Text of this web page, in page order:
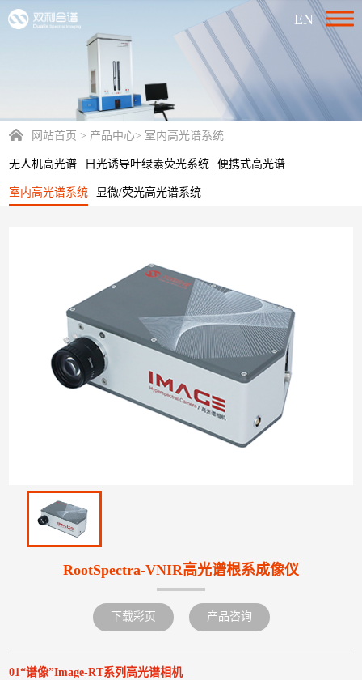
EN
网站首页 > 产品中心> 室内高光谱系统
无人机高光谱 日光诱导叶绿素荧光系统 便携式高光谱
室内高光谱系统 显微/荧光高光谱系统
RootSpectra-VNIR高光谱根系成像仪
下载彩页 产品咨询
01“谱像”Image-RT系列高光谱相机